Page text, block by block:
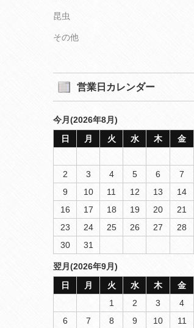
昆虫
その他
営業日カレンダー
今月(2026年8月)
日
月 火 水 木 金
2
3 4 5 6 7
9
10 11 12 13 14
16
17 18 19 20 21
23
24 25 26 27 28
30
31
翌月(2026年9月)
日
月 火 水 木 金
1
2 3 4
6
7 8 9 10 11